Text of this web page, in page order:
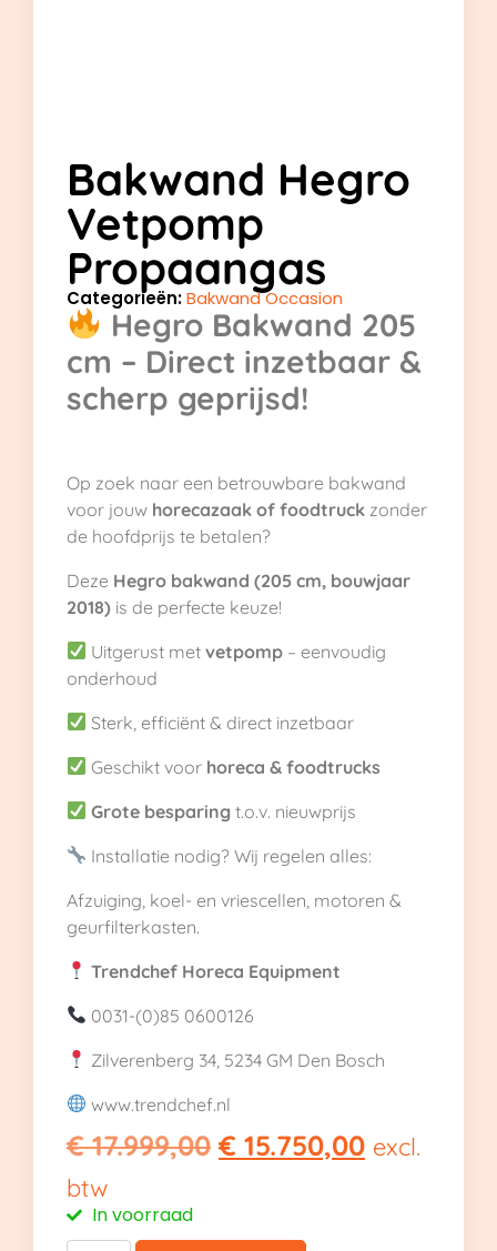
Bakwand Hegro
Vetpomp
Propaangas
Categorieën:Bakwand Occasion
Hegro Bakwand 205
cm – Direct inzetbaar &
scherp geprijsd!
Op zoek naar een betrouwbare bakwand
voor jouw horecazaak of foodtruck zonder
de hoofdprijs te betalen?
Deze Hegro bakwand (205 cm, bouwjaar
2018) is de perfecte keuze!
Uitgerust metvetpomp – eenvoudig
onderhoud
Sterk, efficiënt & direct inzetbaar
Geschikt voor horeca & foodtrucks
Grote besparing t.o.v. nieuwprijs
Installatie nodig? Wij regelen alles:
Afzuiging, koel- en vriescellen, motoren &
geurfilterkasten.
Trendchef Horeca Equipment
0031-(0)85 0600126
Zilverenberg 34, 5234 GM Den Bosch
www.trendchef.nl
€17.999,00 € 15.750,00 excl.
btw
In voorraad